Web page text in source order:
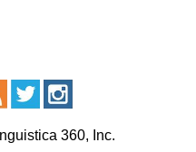
360, Inc.